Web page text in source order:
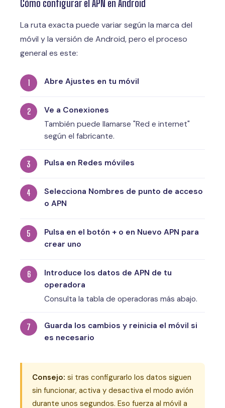
Cómo configurar el APN en Android
La ruta exacta puede variar según la marca del
móvil y la versión de Android, pero el proceso
general es este:
Abre Ajustes en tu móvil
Ve a Conexiones
También puede llamarse "Red e internet"
según el fabricante.
Pulsa en Redes móviles
Selecciona Nombres de punto de acceso
o APN
Pulsa en el botón + o en Nuevo APN para
crear uno
Introduce los datos de APN de tu
operadora
Consulta la tabla de operadoras más abajo.
Guarda los cambios y reinicia el móvil si
es necesario
Consejo: si tras configurarlo los datos siguen
sin funcionar, activa y desactiva el modo avión
durante unos segundos. Eso fuerza al móvil a